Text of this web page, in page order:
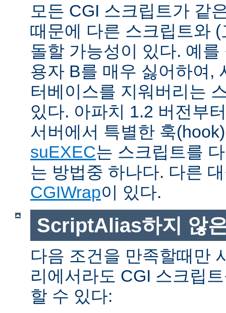
모든 CGI 스크립트가 같
때문에 다른 스크립트와
돌할 가능성이 있다. 예
용자 B를 매우 싫어하여,
터베이스를 지워버리는
있다. 아파치 1.2 버전부
서버에서 특별한 훅
suEXEC는 스크립트를
는 방법중 하나다. 다른
CGIWrap이 있다.
ScriptAlias하지 않
다음 조건을 만족할때만
리에서라도 CGI 스크립
할 수 있다: